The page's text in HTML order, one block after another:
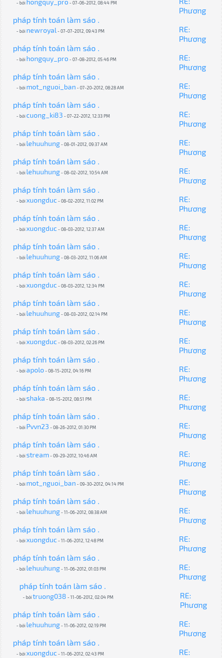
- bởi hongquy_pro- 07-06-2012, 08:44 PM
Phương
pháp tính toán làm sáo .
- bởi newroyal- 07-07-2012, 09:43 PM
RE:
Phương
pháp tính toán làm sáo .
- bởi hongquy_pro- 07-08-2012, 05:46 PM
RE:
Phương
pháp tính toán làm sáo .
- bởi mot_nguoi_ban - 07-20-2012, 08:28 AM
RE:
Phương
pháp tính toán làm sáo .
- bởicuong_ki83 - 07-22-2012, 12:33 PM
RE:
Phương
pháp tính toán làm sáo .
- bởi lehuuhung- 08-01-2012, 09:37 AM
RE:
Phương
pháp tính toán làm sáo .
- bởi lehuuhung- 08-02-2012, 10:54 AM
RE:
Phương
pháp tính toán làm sáo .
- bởixuongduc- 08-02-2012, 11:02 PM
RE:
Phương
pháp tính toán làm sáo .
- bởixuongduc- 08-03-2012, 12:37 AM
RE:
Phương
pháp tính toán làm sáo .
- bởi lehuuhung- 08-03-2012, 11:06 AM
RE:
Phương
pháp tính toán làm sáo .
- bởixuongduc- 08-03-2012, 12:34 PM
RE:
Phương
pháp tính toán làm sáo .
- bởi lehuuhung- 08-03-2012, 02:14 PM
RE:
Phương
pháp tính toán làm sáo .
- bởixuongduc- 08-03-2012, 02:26 PM
RE:
Phương
pháp tính toán làm sáo .
- bởiapolo- 08-15-2012, 04:16 PM
RE:
Phương
pháp tính toán làm sáo .
- bởishaka - 08-15-2012, 08:51 PM
RE:
Phương
pháp tính toán làm sáo .
- bởi Pvvn23 - 08-26-2012, 01:30 PM
RE:
Phương
pháp tính toán làm sáo .
- bởistream- 09-29-2012, 10:46 AM
RE:
Phương
pháp tính toán làm sáo .
- bởi mot_nguoi_ban - 09-30-2012, 04:14 PM
RE:
Phương
pháp tính toán làm sáo .
- bởi lehuuhung- 11-06-2012, 08:38 AM
RE:
Phương
pháp tính toán làm sáo .
- bởixuongduc- 11-06-2012, 12:48 PM
RE:
Phương
pháp tính toán làm sáo .
- bởi lehuuhung- 11-06-2012, 01:03 PM
RE:
Phương
pháp tính toán làm sáo .
- bởitruong038 - 11-06-2012, 02:04 PM
RE:
Phương
pháp tính toán làm sáo .
- bởi lehuuhung- 11-06-2012, 02:19 PM
RE:
Phương
pháp tính toán làm sáo .
- bởixuongduc- 11-06-2012, 02:43 PM
RE: